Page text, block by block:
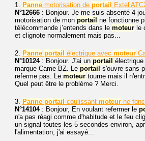
1. Panne motorisation de portail
Extel
N°12666 : Bonjour. Je me suis absenté 4
motorisation de mon portail ne fonctionne
télécommande j’entends dans le moteur le
et clignote normalement mais pas...
2. Panne portail électrique avec moteur
N°10124: Bonjour. J'ai un portail
marque Came BZ. Le portail s'ouvre sans
referme pas. Le moteur tourne mais il
Quel peut être le problème ? Merci.
3. Panne portail coulissant moteur ne
N°14104: Bonjour, En voulant refermer le
n'a pas réagi comme d'habitude et le feu
un signal toutes les 5 secondes environ,
l'alimentation, j'ai essayé...